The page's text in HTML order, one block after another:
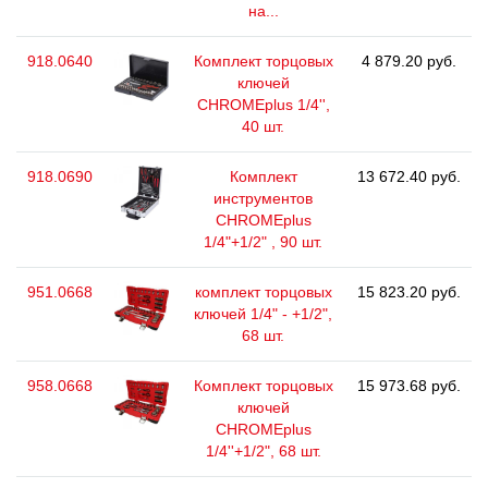
на...
918.0640
Комплект торцовых
ключей
CHROMEplus 1/4'',
40 шт.
4 879.20 руб.
918.0690
Комплект
инструментов
CHROMEplus
1/4"+1/2" , 90 шт.
13 672.40 руб.
951.0668
комплект торцовых
ключей 1/4" - +1/2",
68 шт.
15 823.20 руб.
958.0668
Комплект торцовых
ключей
CHROMEplus
1/4''+1/2", 68 шт.
15 973.68 руб.